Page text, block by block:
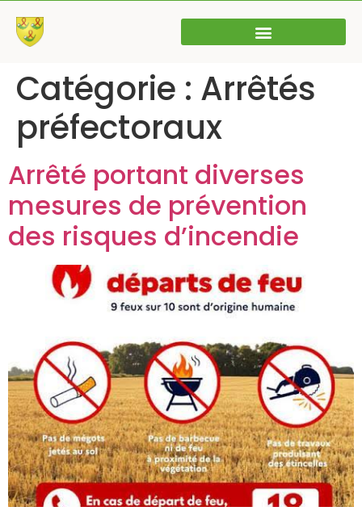
Catégorie : Arrêtés
préfectoraux
Arrêté portant diverses
mesures de prévention
des risques d’incendie